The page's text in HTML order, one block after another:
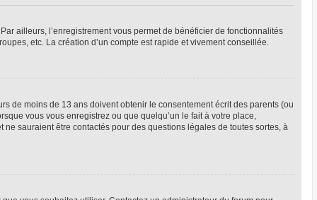
ailleurs, l’enregistrement vous permet de bénéficier de fonctionnalités
etc. La création d’un compte est rapide et vivement conseillée.
de moins de 13 ans doivent obtenir le consentement écrit des parents (ou
vous vous enregistrez ou que quelqu’un le fait à votre place,
sauraient être contactés pour des questions légales de toutes sortes, à